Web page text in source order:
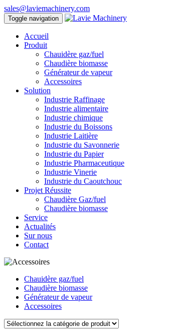
sales@laviemachinery.com
Toggle navigation
Accueil
Produit
Chauidère gaz/fuel
Chaudière biomasse
Générateur de vapeur
Accessoires
Solution
Industrie Raffinage
Industrie alimentaire
Industrie chimique
Industrie du Boissons
Industrie Laitière
Industrie du Savonnerie
Industrie du Papier
Industrie Pharmaceutique
Industrie Vinerie
Industrie du Caoutchouc
Projet Réussite
Chaudière Gaz/fuel
Chaudière biomasse
Service
Actualités
Sur nous
Contact
Chauidère gaz/fuel
Chaudière biomasse
Générateur de vapeur
Accessoires